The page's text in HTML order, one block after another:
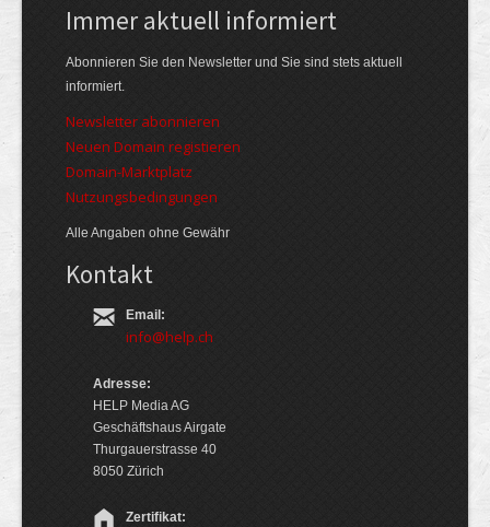
Immer aktuell informiert
Abonnieren Sie den Newsletter und Sie sind stets aktuell
informiert.
Newsletter abonnieren
Neuen Domain registieren
Domain-Marktplatz
Nutzungsbedingungen
Alle Angaben ohne Gewähr
Kontakt
Email:
info@help.ch
Adresse:
HELP Media AG
Geschäftshaus Airgate
Thurgauerstrasse 40
8050 Zürich
Zertifikat: